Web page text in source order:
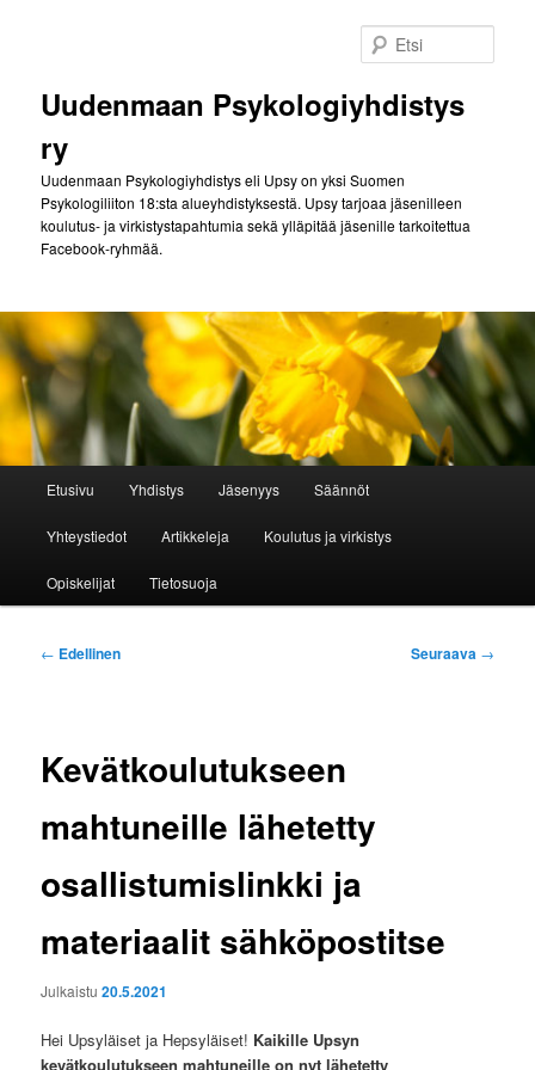
Uudenmaan Psykologiyhdistys
ry
Uudenmaan Psykologiyhdistys eli Upsy on yksi Suomen
Psykologiliiton 18:sta alueyhdistyksestä. Upsy tarjoaa jäsenilleen
koulutus- ja virkistystapahtumia sekä ylläpitää jäsenille tarkoitettua
Facebook-ryhmää.
Etusivu Yhdistys Jäsenyys Säännöt
Yhteystiedot Artikkeleja Koulutus ja virkistys
Opiskelijat Tietosuoja
Artikkelien
← Edellinen Seuraava →
Kevätkoulutukseen
mahtuneille lähetetty
osallistumislinkki ja
materiaalit sähköpostitse
Julkaistu20.5.2021
Hei Upsyläiset ja Hepsyläiset! Kaikille Upsyn
kevätkoulutukseen mahtuneille on nyt lähetetty